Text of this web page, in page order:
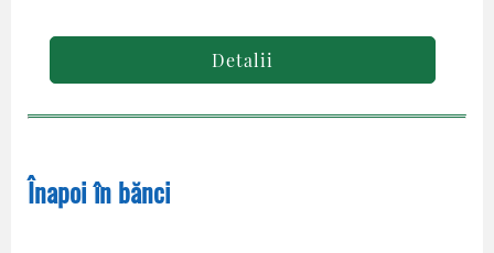
Detalii
Înapoi în bănci